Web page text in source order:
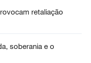
retaliação
soberania e o